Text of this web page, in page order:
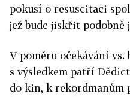
pokusí o resuscitaci
jež bude jiskřit podobně
V poměru očekávání vs.
s výsledkem patří
do kin, k rekordmanům